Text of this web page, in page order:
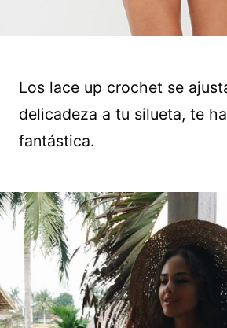
Los lace up crochet se
delicadeza a tu silueta, te
fantástica.